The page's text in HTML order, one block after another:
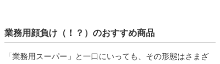
業務用顔負け（！？）のおすすめ商品
「業務用スーパー」と一口にいっても、その形態はさまざ